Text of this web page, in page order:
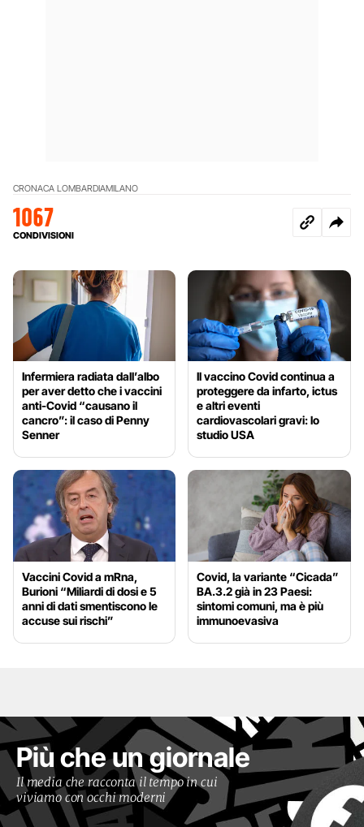
CRONACA LOMBARDIAMILANO
1067
CONDIVISIONI
Infermiera radiata dall’albo
per aver detto che i vaccini
anti-Covid “causano il
cancro”: il caso di Penny
Senner
Il vaccino Covid continua a
proteggere da infarto, ictus
e altri eventi
cardiovascolari gravi: lo
studio USA
Vaccini Covid a mRna,
Burioni “Miliardi di dosi e 5
anni di dati smentiscono le
accuse sui rischi”
Covid, la variante “Cicada”
BA.3.2 già in 23 Paesi:
sintomi comuni, ma è più
immunoevasiva
Più che un giornale
Il media che racconta il tempo in cui
viviamo con occhi moderni